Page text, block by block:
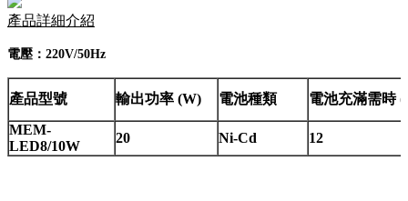
產品詳細介紹
電壓：220V/50Hz
產品型號 輸出功率 (W) 電池種類
電池充滿需時
MEM-
LED8/10W
20 Ni-Cd 12